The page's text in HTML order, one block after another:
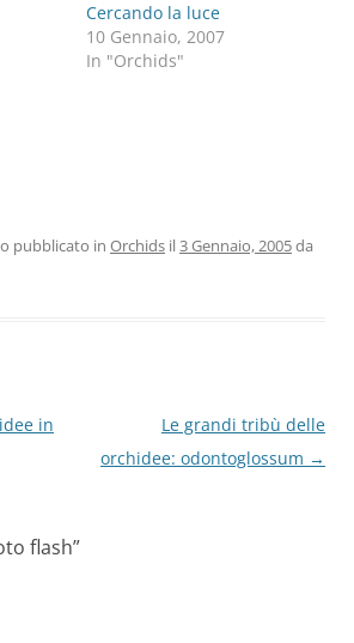
Cercando la luce
10 Gennaio, 2007
In "Orchids"
pubblicato in Orchids il3 Gennaio, 2005da
in
Le grandi tribù delle
orchidee: odontoglossum →
flash”